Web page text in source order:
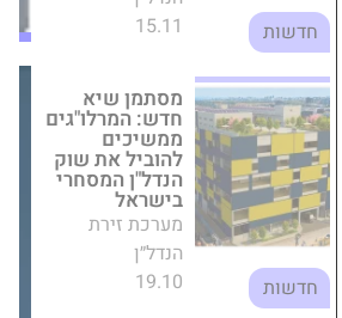
המסחרי בישראל
מערכת זירת
הנדל״ן
19.10
המדריך השלם
לפינוי־בינוי: כל
מה שהדיירים
צריכים לדעת –
שלב אחר שלב
גלעד ברזילי, יועץ
משכנתאות
מערכת
זירת
הנדל״ן